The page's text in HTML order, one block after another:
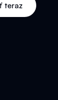
teraz